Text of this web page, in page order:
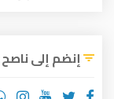
إنضم إلى